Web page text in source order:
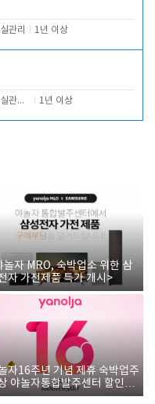
관리 1년 이상
카운터 및 객실관리 전반 1년 이상
놀자 MRO, 숙박업소 위한 삼
자 가전제품 특가 개시>
자16주년 기념 제휴 숙박업주
야놀자통합발주센터 할인쿠
정